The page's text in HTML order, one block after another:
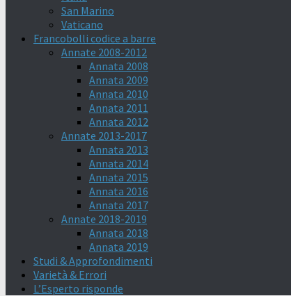
San Marino
Vaticano
Francobolli codice a barre
Annate 2008-2012
Annata 2008
Annata 2009
Annata 2010
Annata 2011
Annata 2012
Annate 2013-2017
Annata 2013
Annata 2014
Annata 2015
Annata 2016
Annata 2017
Annate 2018-2019
Annata 2018
Annata 2019
Studi & Approfondimenti
Varietà & Errori
L’Esperto risponde